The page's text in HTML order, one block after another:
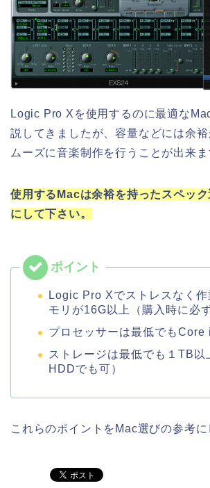
Logic Pro Xを使用するのに最適な
説してきましたが、容量などには余裕
ムーズに音楽制作を行うことが出来ま
使用するMacは余裕を持ったスペック
にして下さい。
Logic Pro Xでストレスなく作
モリが16G以上（購入時に必
プロセッサーは最低でもCore
ストレージは最低でも１TB以
HDDでも可）
これらのポイントをMac選びの参考に